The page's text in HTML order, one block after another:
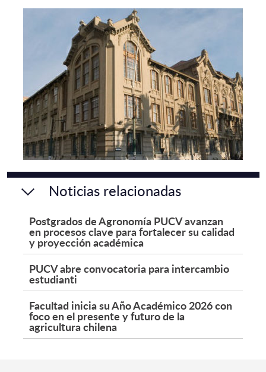
Noticias relacionadas
Postgrados de Agronomía PUCV avanzan
en procesos clave para fortalecer su calidad
y proyección académica
PUCV abre convocatoria para intercambio
estudianti
Facultad inicia su Año Académico 2026 con
foco en el presente y futuro de la
agricultura chilena